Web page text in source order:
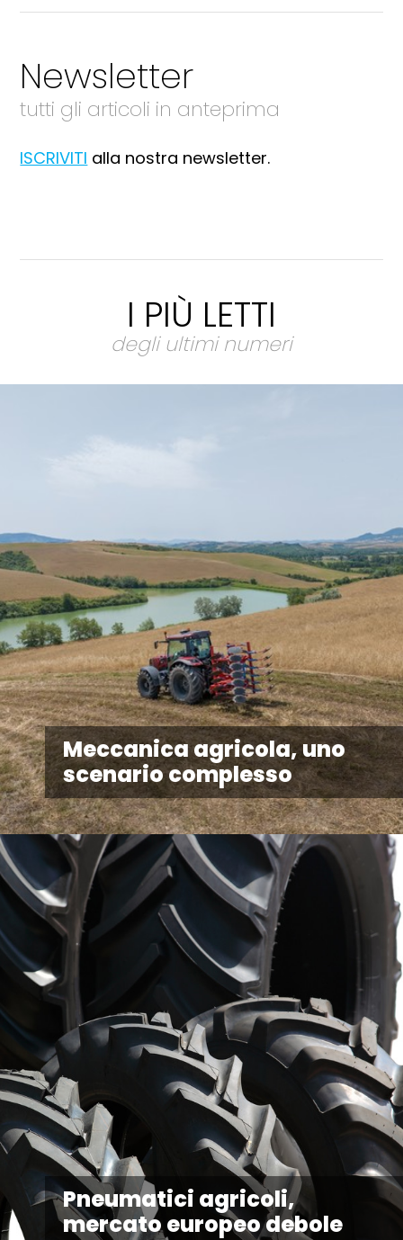
Newsletter
tutti gli articoli in anteprima
ISCRIVITI alla nostra newsletter.
I PIÙ LETTI
degli ultimi numeri
Meccanica agricola, uno
scenario complesso
Pneumatici agricoli,
mercato europeo debole